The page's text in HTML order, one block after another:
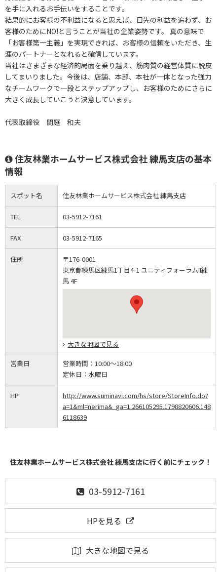
を手に入れるお手伝いをすることです。
結果的にお客様の不利益になると思えば、目先の利益を追わず、お
客様のためにNO!と言うことが当社の企業姿勢です。 真の意味で
「お客様第一主義」を実現できれば、お客様の信頼をいただき、生
涯のパートナーとなれると確信しています。
当社はさまざまな経済的局面を乗り越え、筋肉質の経営体質に脱皮
してまいりました。今後は、店舗、本部、本社が一体となった強力
なチームワークで一段とステップアップし、お客様のためにさらに
大きく成長していこうと決意しています。
代表取締役 間庭 和夫
住友林業ホームサービス株式会社 練馬支店の基本
情報
スポット名 住友林業ホームサービス株式会社 練馬支店
TEL 03-5912-7161
FAX 03-5912-7165
住所
〒176-0001
東京都練馬区練馬1丁目4-1 ユニティフォーラムII練
馬 4F
大きな地図で見る
営業日 営業時間： 10:00～18:00
定休日： 水曜日
HP
http://www.suminavi.com/hs/store/StoreInfo.do?
a=1&ml=nerima&_ga=1.266105295.1798820606.148
6118639
住友林業ホームサービス株式会社 練馬支店に行く前にチェック！
03-5912-7161
HPを見る
大きな地図で見る